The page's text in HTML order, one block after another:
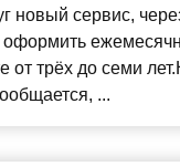
новый сервис,
оформить
от трёх до семи
...